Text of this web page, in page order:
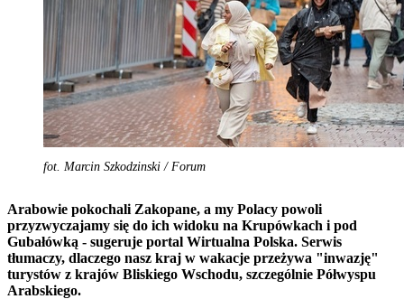
fot. Marcin Szkodzinski / Forum
Arabowie pokochali Zakopane, a my Polacy powoli
przyzwyczajamy się do ich widoku na Krupówkach i pod
Gubałówką - sugeruje portal Wirtualna Polska. Serwis
tłumaczy, dlaczego nasz kraj w wakacje przeżywa "inwazję"
turystów z krajów Bliskiego Wschodu, szczególnie Półwyspu
Arabskiego.